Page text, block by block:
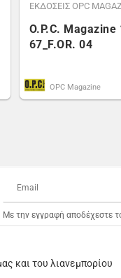
ΕΚΔΟΣΕΙΣ OPC
O.P.C.
67_F.OR. 04
OPC Magazine
Με την εγγραφή αποδέχεστε
και του λιανεμπορίου